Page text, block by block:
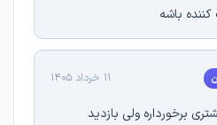
باشه
11 خرداد 1405
برخورداره ولی بازدید